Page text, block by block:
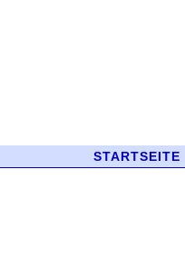
STARTSEITE